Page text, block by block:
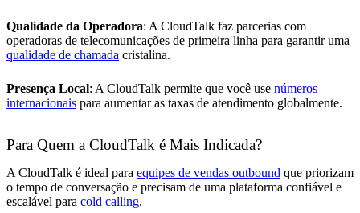
Qualidade da Operadora: A CloudTalk faz parcerias com
operadoras de telecomunicações de primeira linha para garantir uma
qualidade de chamada cristalina.
Presença Local: A CloudTalk permite que você use números
internacionais para aumentar as taxas de atendimento globalmente.
Para Quem a CloudTalk é Mais Indicada?
A CloudTalk é ideal para equipes de vendas outbound que priorizam
o tempo de conversação e precisam de uma plataforma confiável e
escalável para cold calling.